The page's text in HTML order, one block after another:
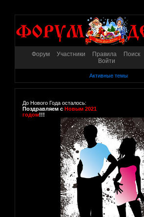
Форум Участники Правила Поиск
Войти
Активные темы
До Нового Года осталось:
Поздравляем с Новым 2021
годом!!!